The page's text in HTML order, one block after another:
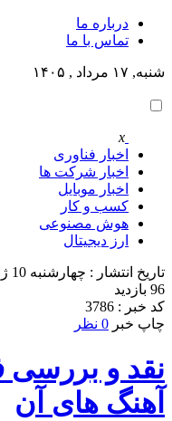
درباره ما
تماس با ما
شنبه, ۱۷ مرداد , ۱۴۰۵
x
اخبار فناوری
اخبار شرکت ها
اخبار موبایل
کسب و کار
هوش مصنوعی
ارز دیجیتال
تاریخ انتشار : چهارشنبه 10 ژانویه 2024 - 8:57
96 بازدید
کد خبر : 3786
چاپ خبر 0 نظر
نقد و بررسی
آهنگ های آن